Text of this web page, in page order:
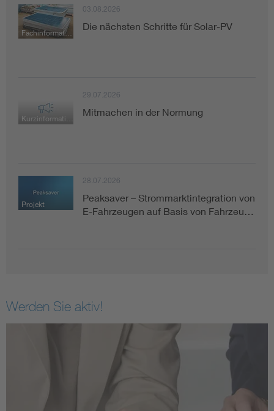
Fachinformation
03.08.2026
Die nächsten Schritte für Solar-PV
29.07.2026
Mitmachen in der Normung
Projekt
28.07.2026
Peaksaver – Strommarktintegration von
E-Fahrzeugen auf Basis von Fahrzeu…
Werden Sie aktiv!